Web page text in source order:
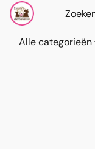
Alle categorieën